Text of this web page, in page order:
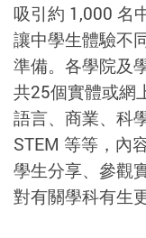
吸引約 1,000 名
讓中學生體驗不
準備。各學院及
共25個實體或網
語言、商業、科
STEM 等等，內
學生分享、參觀
對有關學科有生